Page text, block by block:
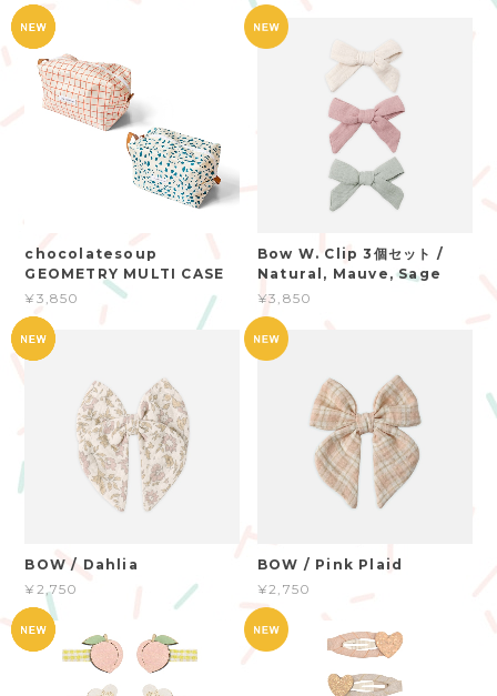
chocolatesoup
GEOMETRY MULTI CASE
¥3,850
Bow W. Clip 3個セット /
Natural, Mauve, Sage
¥3,850
BOW / Dahlia
¥2,750
BOW / Pink Plaid
¥2,750